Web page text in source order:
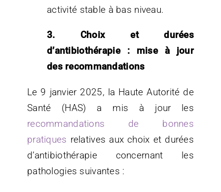
activité stable à bas niveau.
3. Choix et durées
d’antibiothérapie : mise à jour
des recommandations
Le 9 janvier 2025, la Haute Autorité de
Santé (HAS) a mis à jour les
recommandations de bonnes
pratiques relatives aux choix et durées
d’antibiothérapie concernant les
pathologies suivantes :